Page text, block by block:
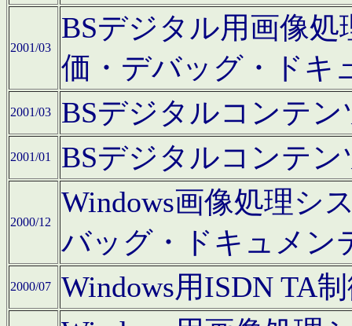
2001/03
BSデジタル用画像
価・デバッグ・ドキ
2001/03 BSデジタルコンテ
2001/01 BSデジタルコンテ
2000/12
Windows画像処理シ
バッグ・ドキュメン
2000/07
Windows用ISDN TA